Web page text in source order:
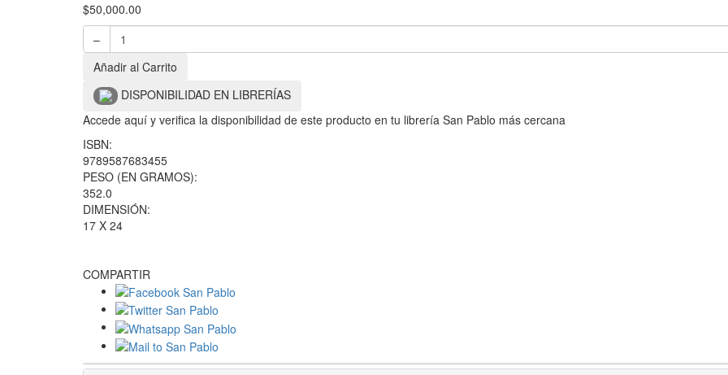
$50,000.00
–
Añadir al Carrito
DISPONIBILIDAD EN LIBRERÍAS
Accede aquí y verifica la disponibilidad de este producto en tu librería San Pablo más cercana
ISBN:
9789587683455
PESO (EN GRAMOS):
352.0
DIMENSIÓN:
17 X 24
COMPARTIR